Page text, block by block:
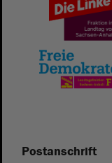
Postanschrift